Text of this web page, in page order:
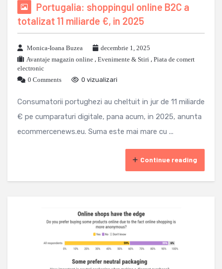
Portugalia: shoppingul online B2C a
totalizat 11 miliarde €, in 2025
Monica-Ioana Buzea
decembrie 1, 2025
Avantaje magazin online , Evenimente & Stiri , Piata de comert
electronic
0 Comments
0 vizualizari
Consumatorii portughezi au cheltuit in jur de 11 miliarde
€ pe cumparaturi digitale, pana acum, in 2025, anunta
ecommercenews.eu. Suma este mai mare cu ...
Continue reading